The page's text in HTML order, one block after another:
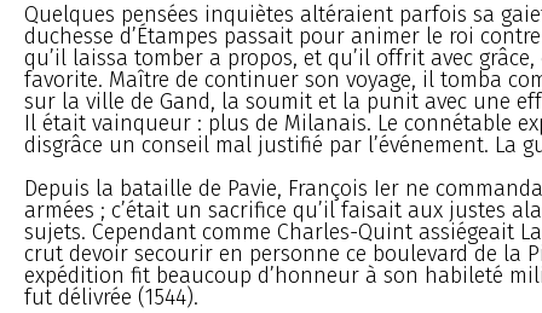
Quelques pensées inquiètes altéraient parfois sa
duchesse d’Étampes passait pour animer le roi
qu’il laissa tomber a propos, et qu’il offrit avec
favorite. Maître de continuer son voyage, il tomba
sur la ville de Gand, la soumit et la punit avec une
Il était vainqueur : plus de Milanais. Le connétable
disgrâce un conseil mal justifié par l’événement. La
Depuis la bataille de Pavie, François Ier ne
armées ; c’était un sacrifice qu’il faisait aux justes
sujets. Cependant comme Charles-Quint assiégeait
crut devoir secourir en personne ce boulevard de la
expédition fit beaucoup d’honneur à son habileté
fut délivrée (1544).